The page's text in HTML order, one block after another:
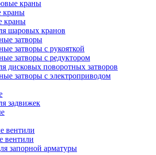
краны
краны
краны
шаровых кранов
затворы
затворы с рукояткой
затворы с редуктором
дисковых поворотных затворов
затворы с электроприводом
задвижек
вентили
вентили
запорной арматуры